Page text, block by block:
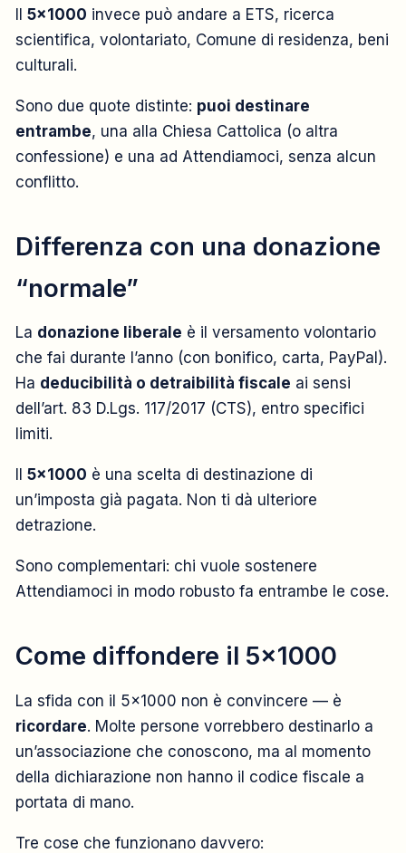
Il 5×1000 invece può andare a ETS, ricerca
scientifica, volontariato, Comune di residenza, beni
culturali.
Sono due quote distinte: puoi destinare
entrambe, una alla Chiesa Cattolica (o altra
confessione) e una ad Attendiamoci, senza alcun
conflitto.
Differenza con una donazione
“normale”
La donazione liberale è il versamento volontario
che fai durante l’anno (con bonifico, carta, PayPal).
Ha deducibilità o detraibilità fiscale ai sensi
dell’art. 83 D.Lgs. 117/2017 (CTS), entro specifici
limiti.
5×1000 è una scelta di destinazione di
un’imposta già pagata. Non ti dà ulteriore
detrazione.
Sono complementari: chi vuole sostenere
Attendiamoci in modo robusto fa entrambe le cose.
Come diffondere il 5×1000
La sfida con il 5×1000 non è convincere — è
ricordare. Molte persone vorrebbero destinarlo a
un’associazione che conoscono, ma al momento
della dichiarazione non hanno il codice fiscale a
portata di mano.
Tre cose che funzionano davvero: